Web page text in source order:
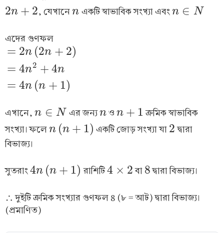
2n + 2
2n+ 2 , যেখানেn
n একটি স্বাভাবিক সংখ্যা এবংn ∈ N
n∈N
এদের গুণফল
= 2n (2n + 2)
= 4n2 + 4n
= 4n (n + 1)
=2n(2n+ 2)=4n2
এখানে, n ∈ N
n∈ N এর জন্যn
nও n + 1
n+1
ক্রমিক স্বাভাবিক
সংখ্যা। ফলেn (n + 1)
n( n+1) একটি জোড় সংখ্যা যা 2
2 দ্বারা
বিভাজ্য।
সুতরাং4n (n + 1)
4n( n+1 ) রাশিটি4 × 2
4× 2 বা 8
8 দ্বারা বিভাজ্য।
∴ দুইটি ক্রমিক সংখ্যার গুণফল 8 (৮ = আট) দ্বারা বিভাজ্য।
(প্রমাণিত)